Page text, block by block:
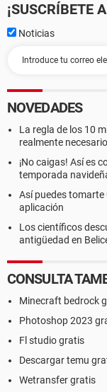
¡SUSCRÍBETE
Noticias
NOVEDADES
La regla de los 10
realmente
¡No caigas! Así es
temporada
Así puedes tomarte
aplicación
Los científicos
antigüedad en
CONSULTA
Minecraft bedrock
Photoshop 2023
Fl studio gratis
Descargar temu
Wetransfer gratis